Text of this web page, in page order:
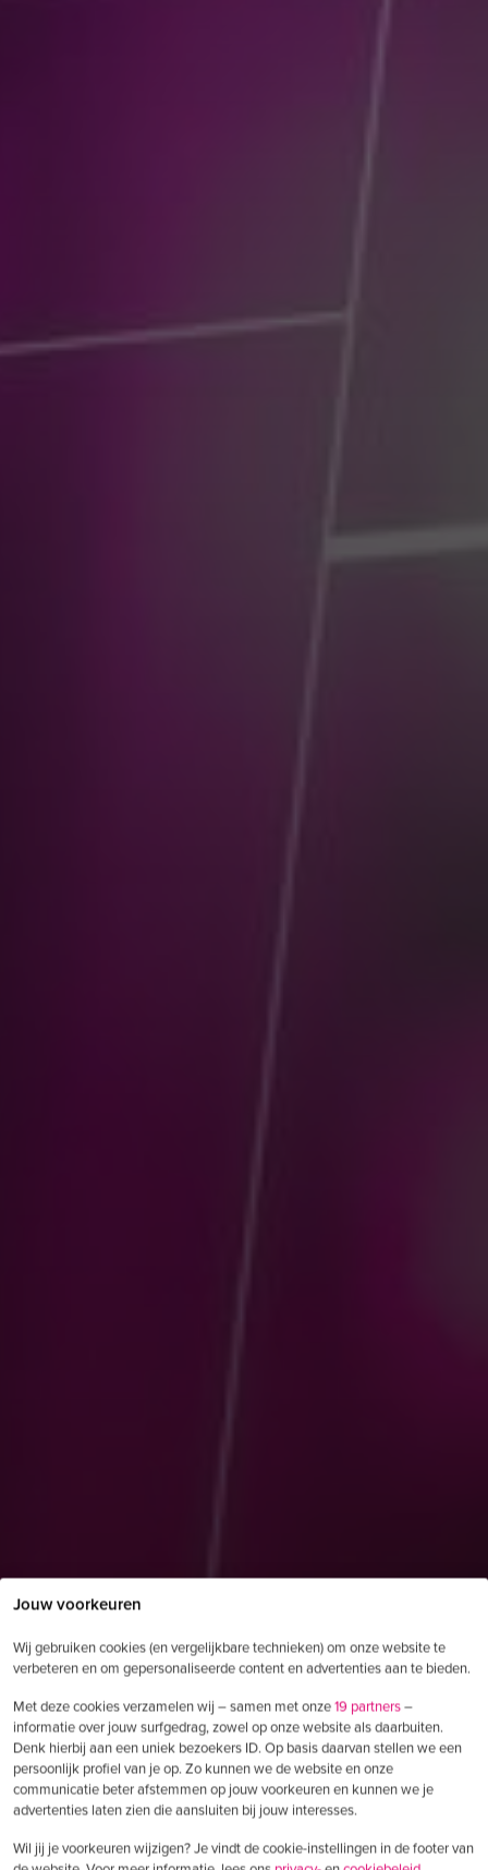
Jouw voorkeuren
Wij gebruiken cookies (en vergelijkbare technieken) om onze website te
verbeteren en om gepersonaliseerde content en advertenties aan te bieden.
Met deze cookies verzamelen wij – samen met onze19 partners–
informatie over jouw surfgedrag, zowel op onze website als daarbuiten.
Denk hierbij aan een uniek bezoekers ID. Op basis daarvan stellen we een
persoonlijk profiel van je op. Zo kunnen we de website en onze
communicatie beter afstemmen op jouw voorkeuren en kunnen we je
advertenties laten zien die aansluiten bij jouw interesses.
Wil jij je voorkeuren wijzigen? Je vindt de cookie-instellingen in de footer van